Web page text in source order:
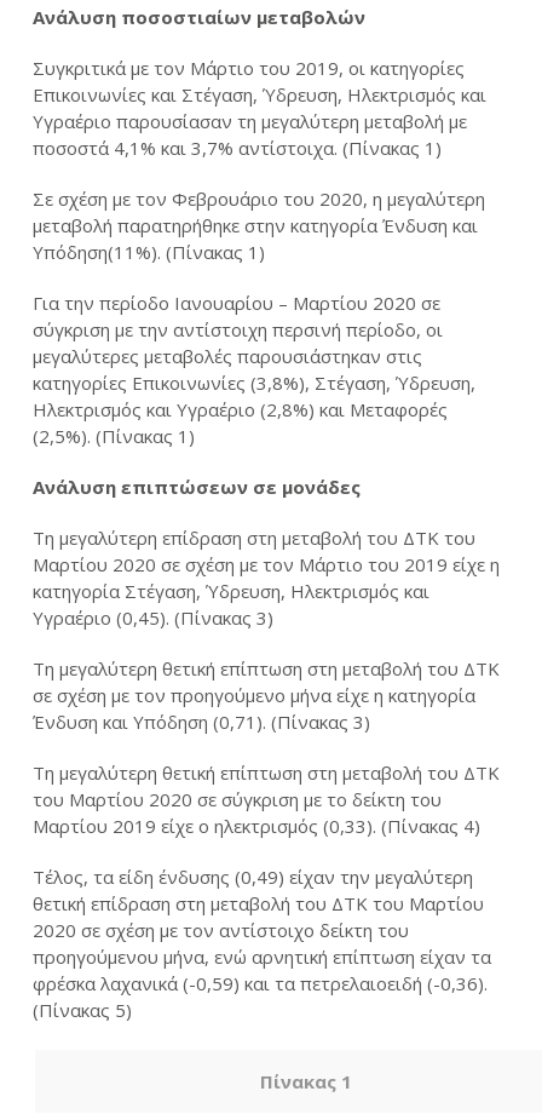
Ανάλυση ποσοστιαίων μεταβολών
Συγκριτικά με τον Μάρτιο του 2019, οι κατηγορίες
Επικοινωνίες και Στέγαση, Ύδρευση, Ηλεκτρισμός και
Υγραέριο παρουσίασαν τη μεγαλύτερη μεταβολή με
ποσοστά 4,1% και 3,7% αντίστοιχα. (Πίνακας 1)
Σε σχέση με τον Φεβρουάριο του 2020, η μεγαλύτερη
μεταβολή παρατηρήθηκε στην κατηγορία Ένδυση και
Υπόδηση(11%). (Πίνακας 1)
Για την περίοδο Ιανουαρίου – Μαρτίου 2020 σε
σύγκριση με την αντίστοιχη περσινή περίοδο, οι
μεγαλύτερες μεταβολές παρουσιάστηκαν στις
κατηγορίες Επικοινωνίες (3,8%), Στέγαση, Ύδρευση,
Ηλεκτρισμός και Υγραέριο (2,8%) και Μεταφορές
(2,5%). (Πίνακας 1)
Ανάλυση επιπτώσεων σε μονάδες
Τη μεγαλύτερη επίδραση στη μεταβολή του ΔΤΚ του
Μαρτίου 2020 σε σχέση με τον Μάρτιο του 2019 είχε η
κατηγορία Στέγαση, Ύδρευση, Ηλεκτρισμός και
Υγραέριο (0,45). (Πίνακας 3)
Τη μεγαλύτερη θετική επίπτωση στη μεταβολή του ΔΤΚ
σε σχέση με τον προηγούμενο μήνα είχε η κατηγορία
Ένδυση και Υπόδηση (0,71). (Πίνακας 3)
Τη μεγαλύτερη θετική επίπτωση στη μεταβολή του ΔΤΚ
του Μαρτίου 2020 σε σύγκριση με το δείκτη του
Μαρτίου 2019 είχε ο ηλεκτρισμός (0,33). (Πίνακας 4)
Τέλος, τα είδη ένδυσης (0,49) είχαν την μεγαλύτερη
θετική επίδραση στη μεταβολή του ΔΤΚ του Μαρτίου
2020 σε σχέση με τον αντίστοιχο δείκτη του
προηγούμενου μήνα, ενώ αρνητική επίπτωση είχαν τα
φρέσκα λαχανικά (-0,59) και τα πετρελαιοειδή (-0,36).
(Πίνακας 5)
Πίνακας 1